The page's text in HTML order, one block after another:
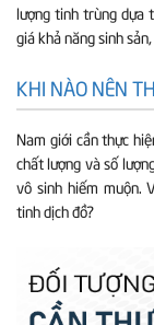
lượng tinh trùng dựa
giá khả năng sinh
KHI NÀO NÊN
Nam giới cần thực
chất lượng và số
vô sinh hiếm muộn.
tinh dịch đồ?